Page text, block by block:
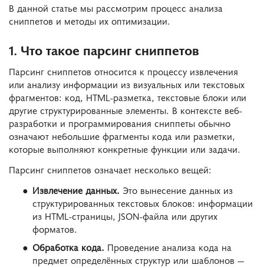
В данной статье мы рассмотрим процесс анализа
сниппетов и методы их оптимизации.
1. Что такое парсинг сниппетов
Парсинг сниппетов относится к процессу извлечения
или анализу информации из визуальных или текстовых
фрагментов: код, HTML-разметка, текстовые блоки или
другие структурированные элементы. В контексте веб-
разработки и программирования сниппеты обычно
означают небольшие фрагменты кода или разметки,
которые выполняют конкретные функции или задачи.
Парсинг сниппетов означает несколько вещей:
Извлечение данных. Это вынесение данных из
структурированных текстовых блоков: информации
из HTML-страницы, JSON-файла или других
форматов.
Обработка кода. Проведение анализа кода на
предмет определённых структур или шаблонов —